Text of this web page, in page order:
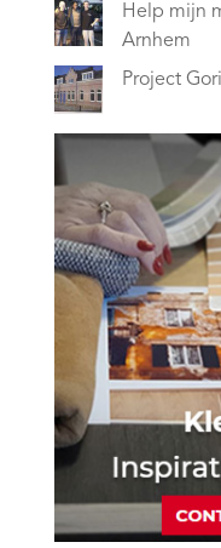
Help mijn
Arnhem
Project